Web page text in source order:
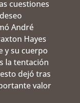
cuestiones
André
Hayes
y su cuerpo
la tentación
dejó tras
valor